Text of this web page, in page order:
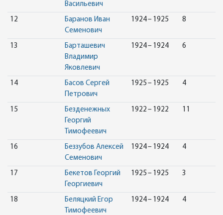
Васильевич
12
Баранов Иван
Семенович
1924 – 1925 8
13
Барташевич
Владимир
Яковлевич
1924 – 1924 6
14
Басов Сергей
Петрович
1925 – 1925 4
15
Безденежных
Георгий
Тимофеевич
1922 – 1922 11
16
Беззубов Алексей
Семенович
1924 – 1924 4
17
Бекетов Георгий
Георгиевич
1925 – 1925 3
18
Беляцкий Егор
Тимофеевич
1924 – 1924 4